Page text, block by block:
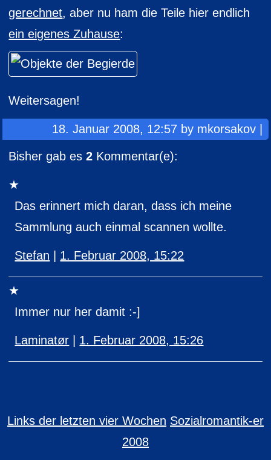
gerechnet, aber nu ham die Teile hier endlich
ein eigenes Zuhause:
Weitersagen!
18. Januar 2008, 12:57 by mkorsakov |
Bisher gab es2 Kommentar(e):
Das erinnert mich daran, dass ich meine
Sammlung auch einmal scannen wollte.
Stefan 1. Februar 2008, 15:22
Immer nur her damit :-]
Laminatør 1. Februar 2008, 15:26
Links der letzten vier Wochen Sozialromantik-er
2008